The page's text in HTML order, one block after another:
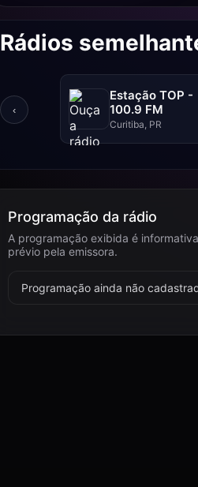
Rádios
‹
Estação TOP -
100.9 FM
Curitiba, PR
Programação da rádio
A programação exibida é
prévio pela emissora.
Programação ainda não